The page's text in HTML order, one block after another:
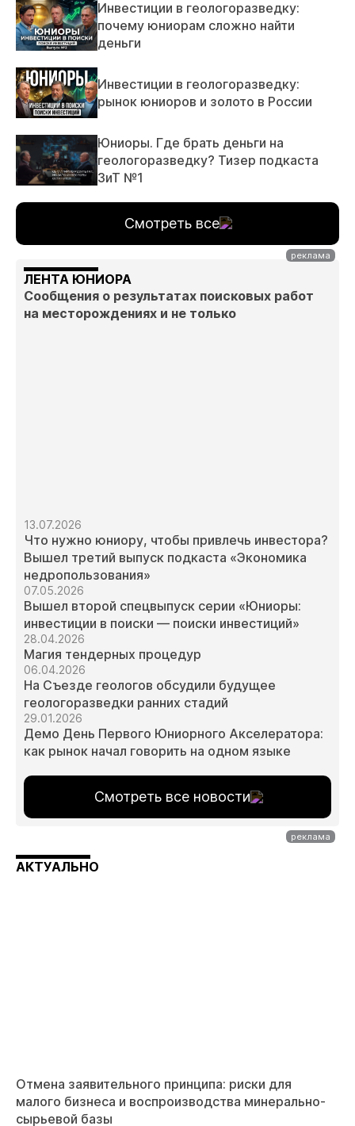
Инвестиции в геологоразведку:
почему юниорам сложно найти
деньги
Инвестиции в геологоразведку:
рынок юниоров и золото в России
Юниоры. Где брать деньги на
геологоразведку? Тизер подкаста
ЗиТ №1
Смотреть все
ЛЕНТА ЮНИОРА
Сообщения о результатах поисковых работ
на месторождениях и не только
13.07.2026
Что нужно юниору, чтобы привлечь инвестора?
Вышел третий выпуск подкаста «Экономика
недропользования»
07.05.2026
Вышел второй спецвыпуск серии «Юниоры:
инвестиции в поиски — поиски инвестиций»
28.04.2026
Магия тендерных процедур
06.04.2026
На Съезде геологов обсудили будущее
геологоразведки ранних стадий
29.01.2026
Демо День Первого Юниорного Акселератора:
как рынок начал говорить на одном языке
Смотреть все новости
АКТУАЛЬНО
Отмена заявительного принципа: риски для
малого бизнеса и воспроизводства минерально-
сырьевой базы